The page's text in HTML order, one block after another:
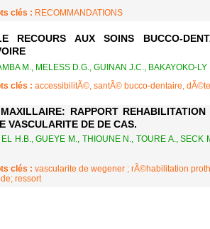
clés : RECOMMANDATIONS
RECOURS AUX SOINS BUCCO-
M., MELESS D.G., GUINAN J.C., BAKAYOKO-
clés : accessibilitÃ©, santÃ© bucco-dentaire,
RAPPORT
VASCULARITE DE DE CAS.
H.B., GUEYE M., THIOUNE N., TOURE A., SECK
clés : vascularite de wegener ; rÃ©habilitation
ressort